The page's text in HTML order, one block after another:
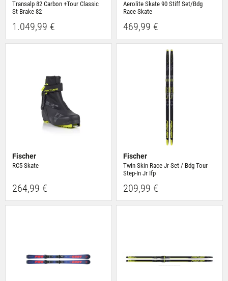
Transalp 82 Carbon +Tour Classic
St Brake 82
1.049,99 €
Aerolite Skate 90 Stiff Set/Bdg
Race Skate
469,99 €
Fischer
RC5 Skate
264,99 €
Fischer
Twin Skin Race Jr Set / Bdg Tour
Step-In Jr Ifp
209,99 €